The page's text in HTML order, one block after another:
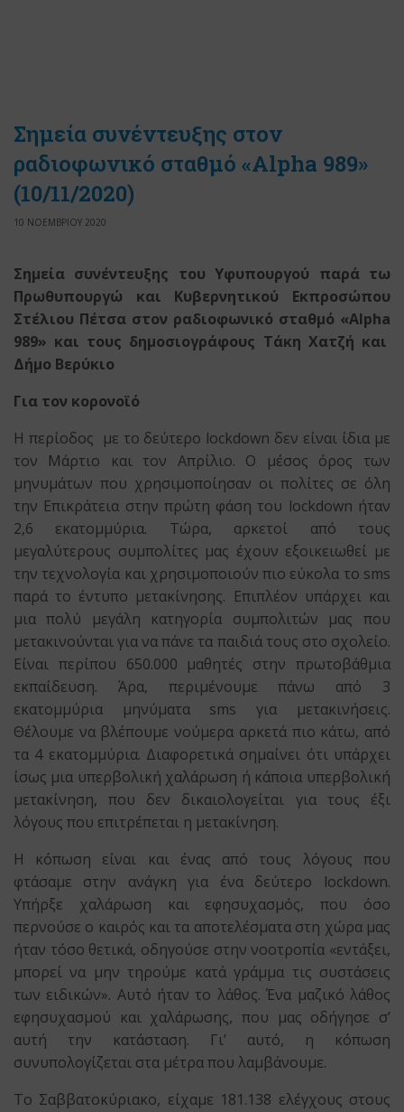
Σημεία συνέντευξης στoν
ραδιοφωνικό σταθμό «Alpha 989»
(10/11/2020)
10 ΝΟΕΜΒΡΙΟΥ 2020
Σημεία συνέντευξης του Υφυπουργού παρά τω
Πρωθυπουργώ και Κυβερνητικού Εκπροσώπου
Στέλιου Πέτσα στoν ραδιοφωνικό σταθμό «Alpha
989» και τους δημοσιογράφους Τάκη Χατζή και
Δήμο Βερύκιο
Για τον κορονοϊό
Η περίοδος με το δεύτερο lockdown δεν είναι ίδια με
τον Μάρτιο και τον Απρίλιο. Ο μέσος όρος των
μηνυμάτων που χρησιμοποίησαν οι πολίτες σε όλη
την Επικράτεια στην πρώτη φάση του lockdown ήταν
2,6 εκατομμύρια. Τώρα, αρκετοί από τους
μεγαλύτερους συμπολίτες μας έχουν εξοικειωθεί με
την τεχνολογία και χρησιμοποιούν πιο εύκολα το sms
παρά το έντυπο μετακίνησης. Επιπλέον υπάρχει και
μια πολύ μεγάλη κατηγορία συμπολιτών μας που
μετακινούνται για να πάνε τα παιδιά τους στο σχολείο.
Είναι περίπου 650.000 μαθητές στην πρωτοβάθμια
εκπαίδευση. Άρα, περιμένουμε πάνω από 3
εκατομμύρια μηνύματα sms για μετακινήσεις.
Θέλουμε να βλέπουμε νούμερα αρκετά πιο κάτω, από
τα 4 εκατομμύρια. Διαφορετικά σημαίνει ότι υπάρχει
ίσως μια υπερβολική χαλάρωση ή κάποια υπερβολική
μετακίνηση, που δεν δικαιολογείται για τους έξι
λόγους που επιτρέπεται η μετακίνηση.
Η κόπωση είναι και ένας από τους λόγους που
φτάσαμε στην ανάγκη για ένα δεύτερο lockdown.
Υπήρξε χαλάρωση και εφησυχασμός, που όσο
περνούσε ο καιρός και τα αποτελέσματα στη χώρα μας
ήταν τόσο θετικά, οδηγούσε στην νοοτροπία «εντάξει,
μπορεί να μην τηρούμε κατά γράμμα τις συστάσεις
των ειδικών». Αυτό ήταν το λάθος. Ένα μαζικό λάθος
εφησυχασμού και χαλάρωσης, που μας οδήγησε σ’
αυτή την κατάσταση. Γι’ αυτό, η κόπωση
συνυπολογίζεται στα μέτρα που λαμβάνουμε.
Το Σαββατοκύριακο, είχαμε 181.138 ελέγχους στους